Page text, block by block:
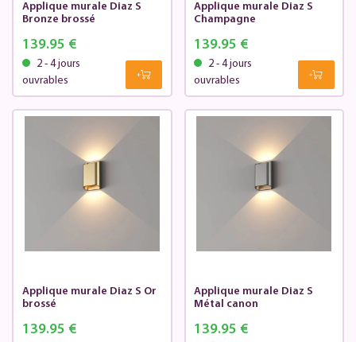
Applique murale Diaz S
Bronze brossé
139.95 €
2 - 4 jours
ouvrables
Applique murale Diaz S
Champagne
139.95 €
2 - 4 jours
ouvrables
Applique murale Diaz S Or
brossé
139.95 €
Applique murale Diaz S
Métal canon
139.95 €